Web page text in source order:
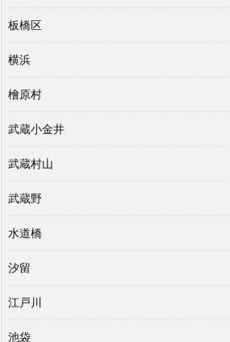
板橋区
横浜
檜原村
武蔵小金井
武蔵村山
武蔵野
水道橋
汐留
江戸川
池袋